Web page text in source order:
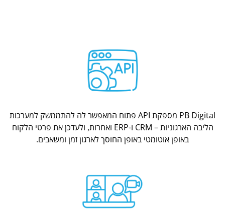
PB Digital מספקת API פתוח המאפשר לה להתממשק למערכות
הליבה הארגוניות – CRM ו-ERP ואחרות, ולעדכן את פרטי הלקוח
באופן אוטומטי באופן החוסך לארגון זמן ומשאבים.